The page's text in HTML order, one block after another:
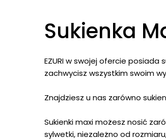
Sukienka
EZURI w swojej ofercie
zachwycisz wszystkim swoim
Znajdziesz u nas zarówno
Sukienki maxi możesz nosić
sylwetki, niezależno od